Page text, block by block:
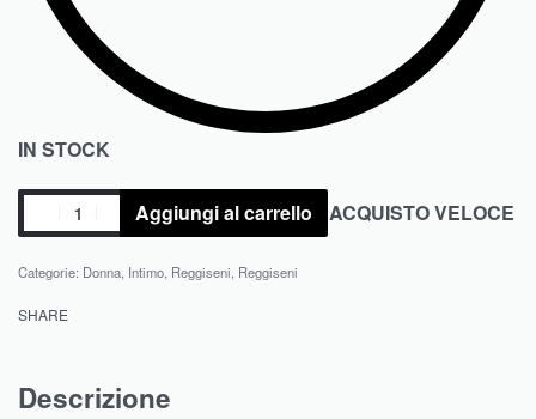
IN STOCK
Aggiungi al carrello ACQUISTO VELOCE
Categorie: Donna, Intimo, Reggiseni, Reggiseni
SHARE
Descrizione